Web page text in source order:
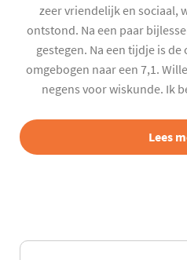
zeer vriendelijk en sociaal,
ontstond. Na een paar
gestegen. Na een tijdje is
omgebogen naar een 7,1.
negens voor wiskunde. Ik
Lees